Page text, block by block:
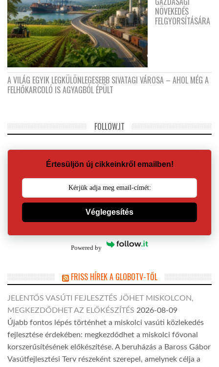
NÖVEKEDÉS
FELGYORSÍTÁSÁRA
A VILÁG EGYIK LEGKÜLÖNLEGESEBB SIVATAGI VÁROSA – AHOL MÉG A
FELHŐKARCOLÓ IS AGYAGBÓL ÉPÜLT
FOLLOW.IT
Értesüljön új cikkeinkről emailben!
Véglegesítés
Powered by
FRISS HÍREK A GLOBOTV-TŐL
JELENTŐS VASÚTI FEJLESZTÉS JÖHET MISKOLCON,
MEGKEZDŐDHET AZ ELŐKÉSZÍTÉS 2026-08-09
Újabb fontos lépés történhet a miskolci vasúti közlekedés
fejlesztése érdekében: megkezdődhet a miskolci fővonal
korszerűsítésének előkészítése. A beruházás a Baross Gábor
Vasútfejlesztési Terv részeként szerepel, amelynek célja a